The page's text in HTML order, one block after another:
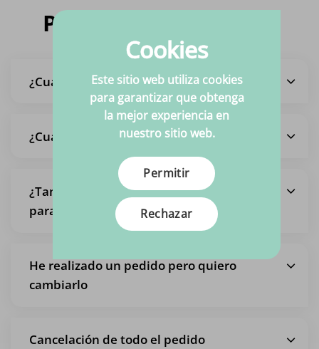
Preguntas frecuentes
¿Cuál es el plazo de entrega?
¿Cuáles son los gastos de envío?
¿También es posible recoger un pedido,
para no pagar los gastos de envío?
He realizado un pedido pero quiero
cambiarlo
Cancelación de todo el pedido
Cookies
Este sitio web utiliza cookies
para garantizar que obtenga
la mejor experiencia en
nuestro sitio web.
Permitir
Rechazar